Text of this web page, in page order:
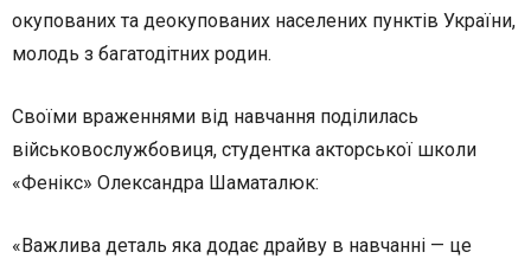
окупованих та деокупованих населених пунктів України,
молодь з багатодітних родин.
Своїми враженнями від навчання поділилась
військовослужбовиця, студентка акторської школи
«Фенікс» Олександра Шаматалюк:
«Важлива деталь яка додає драйву в навчанні — це